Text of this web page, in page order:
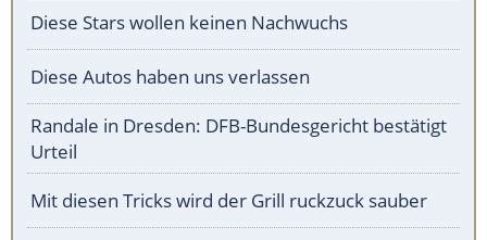
Diese Stars wollen keinen Nachwuchs
Diese Autos haben uns verlassen
Randale in Dresden: DFB-Bundesgericht bestätigt
Urteil
Mit diesen Tricks wird der Grill ruckzuck sauber